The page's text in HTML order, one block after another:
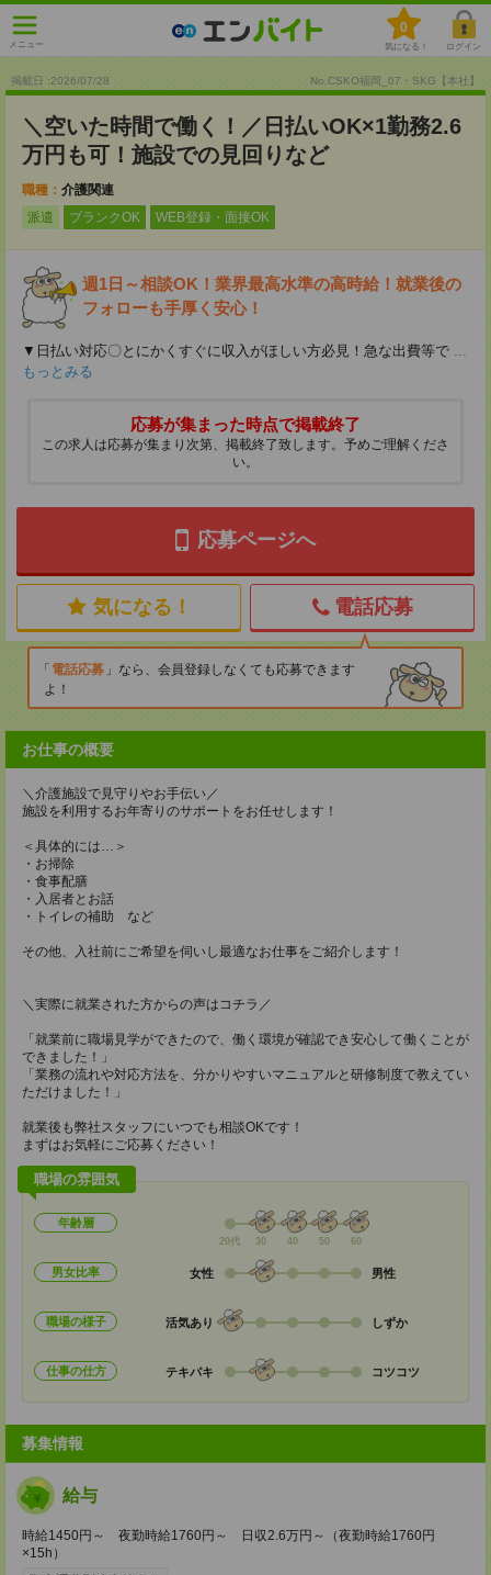
メニュー
0
気になる！ ログイン
掲載日 :2026/07/28 No.CSKO福岡_07・SKG【本社】
＼空いた時間で働く！／日払いOK×1勤務2.6
万円も可！施設での見回りなど
職種： 介護関連
派遣
ブランクOK WEB登録・面接OK
週1日～相談OK！業界最高水準の高時給！就業後の
フォローも手厚く安心！
▼日払い対応〇とにかくすぐに収入がほしい方必見！急な出費等で ...
もっとみる
応募が集まった時点で掲載終了
この求人は応募が集まり次第、掲載終了致します。予めご理解くださ
い。
応募ページへ
気になる！ 電話応募
電話応募
なら、会員登録しなくても応募できます
よ！
お仕事の概要
＼介護施設で見守りやお手伝い／
施設を利用するお年寄りのサポートをお任せします！
＜具体的には…＞
・お掃除
・食事配膳
・入居者とお話
・トイレの補助 など
その他、入社前にご希望を伺いし最適なお仕事をご紹介します！
＼実際に就業された方からの声はコチラ／
「就業前に職場見学ができたので、働く環境が確認でき安心して働くことが
できました！」
「業務の流れや対応方法を、分かりやすいマニュアルと研修制度で教えてい
ただけました！」
就業後も弊社スタッフにいつでも相談OKです！
まずはお気軽にご応募ください！
職場の雰囲気
年齢層
20代 30 40 50 60
男女比率 女性 男性
職場の様子 活気あり しずか
仕事の仕方 テキパキ コツコツ
募集情報
給与
時給1450円～ 夜勤時給1760円～ 日収2.6万円～（夜勤時給1760円
×15h）